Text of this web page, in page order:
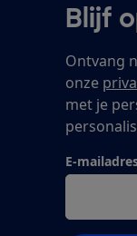
Blijf
Ontvang
onze
met je
E-